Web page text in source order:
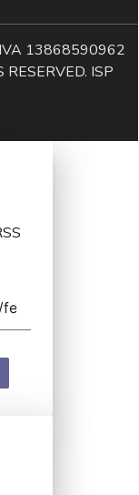
13868590962
ISP